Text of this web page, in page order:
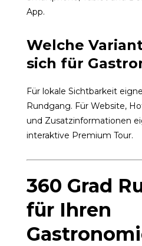
App.
Welche
sich für
Für lokale Sichtbarkeit
Rundgang. Für Website,
und Zusatzinformationen
interaktive Premium Tour.
360 Grad
für Ihren